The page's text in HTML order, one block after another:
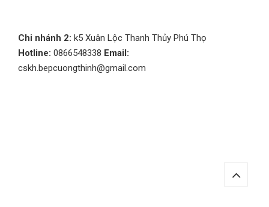
Chi nhánh 2: k5 Xuân Lộc Thanh Thủy Phú Thọ
Hotline: 0866548338 Email:
cskh.bepcuongthinh@gmail.com